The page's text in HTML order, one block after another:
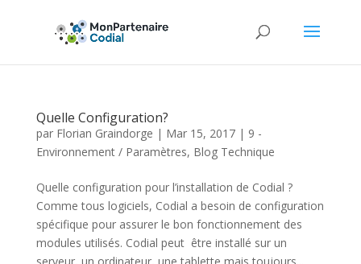
Quelle Configuration?
par Florian Graindorge | Mar 15, 2017| 9 -
Environnement / Paramètres, Blog Technique
Quelle configuration pour l’installation de Codial ?
Comme tous logiciels, Codial a besoin de configuration
spécifique pour assurer le bon fonctionnement des
modules utilisés. Codial peut être installé sur un